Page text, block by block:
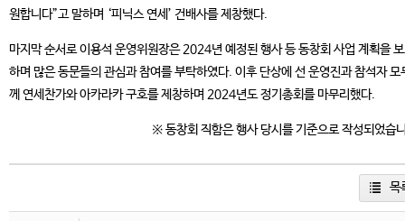
원합니다”고 말하며 ‘피닉스 연세’ 건배사를 제창했다.
마지막 순서로 이용석 운영위원장은 2024년 예정된 행사 등 동창회 사업 계획을
하며 많은 동문들의 관심과 참여를 부탁하였다. 이후 단상에 선 운영진과 참석자 모
께 연세찬가와 아카라카 구호를 제창하며 2024년도 정기총회를 마무리했다.
※ 동창회 직함은 행사 당시를 기준으로 작성되었습
목